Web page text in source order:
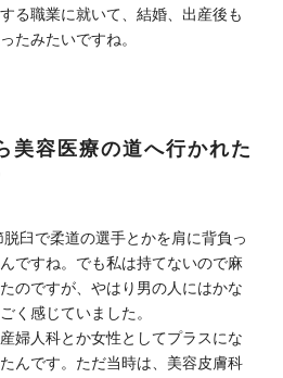
る職業に就いて、結婚、出産後も
たみたいですね。
容医療の道へ行かれた
臼で柔道の選手とかを肩に背負っ
ですね。でも私は持てないので麻
のですが、やはり男の人にはかな
く感じていました。
婦人科とか女性としてプラスにな
んです。ただ当時は、美容皮膚科